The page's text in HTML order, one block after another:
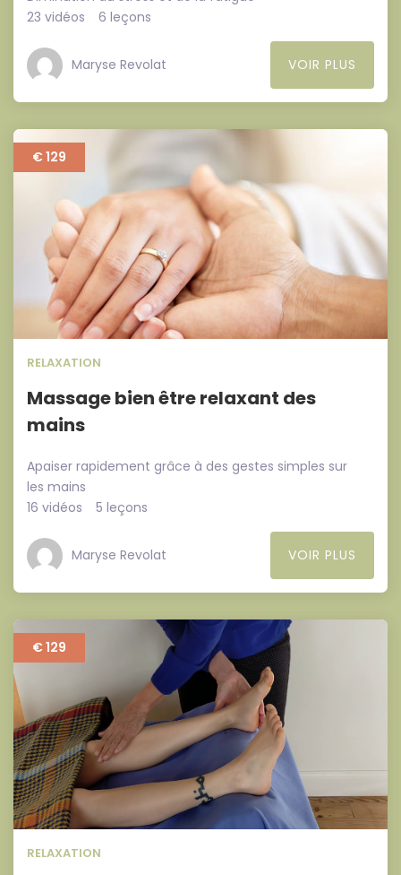
23 vidéos
6 leçons
Maryse Revolat VOIR PLUS
€ 129
RELAXATION
Massage bien être relaxant des
mains
Apaiser rapidement grâce à des gestes simples sur
les mains
16 vidéos
5 leçons
Maryse Revolat VOIR PLUS
€ 129
RELAXATION